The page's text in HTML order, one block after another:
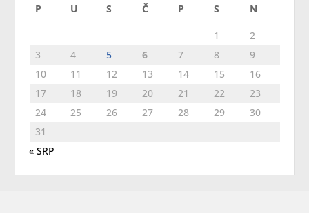
P U S Č P S N
1
2
3
4 5 6 7 8
9
10
11 12 13 14 15
16
17
18 19 20 21 22
23
24
25 26 27 28 29
30
31
« SRP